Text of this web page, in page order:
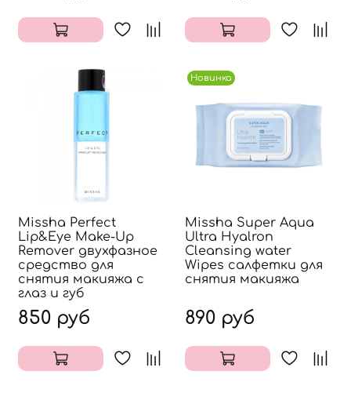
Missha Perfect
Lip&Eye Make-Up
Remover двухфазное
средство для
снятия макияжа с
глаз и губ
850 руб
Новинка
Missha Super Aqua
Ultra Hyalron
Cleansing water
Wipes салфетки для
снятия макияжа
890 руб